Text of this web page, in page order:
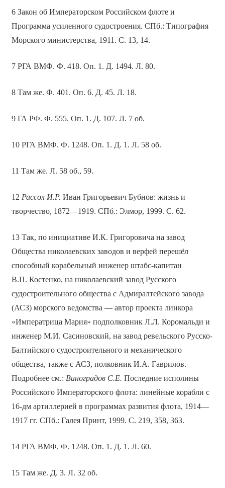
6 Закон об Императорском Российском флоте и
Программа усиленного судостроения. СПб.: Типография
Морского министерства, 1911. С. 13, 14.
7 РГА ВМФ. Ф. 418. Оп. 1. Д. 1494. Л. 80.
8 Там же. Ф. 401. Оп. 6. Д. 45. Л. 18.
9 ГА РФ. Ф. 555. Оп. 1. Д. 107. Л. 7 об.
10 РГА ВМФ. Ф. 1248. Оп. 1. Д. 1. Л. 58 об.
11 Там же. Л. 58 об., 59.
12 Рассол И.Р. Иван Григорьевич Бубнов: жизнь и
творчество, 1872—1919. СПб.: Элмор, 1999. С. 62.
13 Так, по инициативе И.К. Григоровича на завод
Общества николаевских заводов и верфей перешёл
способный корабельный инженер штабс-капитан
В.П. Костенко, на николаевский завод Русского
судостроительного общества с Адмиралтейского завода
(АСЗ) морского ведомства — автор проекта линкора
«Императрица Мария» подполковник Л.Л. Коромальди и
инженер М.И. Сасиновский, на завод ревельского Русско-
Балтийского судостроительного и механического
общества, также с АСЗ, полковник И.А. Гаврилов.
Подробнее см.: Виноградов С.Е. Последние исполины
Российского Императорского флота: линейные корабли с
16-дм артиллерией в программах развития флота, 1914—
1917 гг. СПб.: Галея Принт, 1999. С. 219, 358, 363.
14 РГА ВМФ. Ф. 1248. Оп. 1. Д. 1. Л. 60.
15 Там же. Д. 3. Л. 32 об.